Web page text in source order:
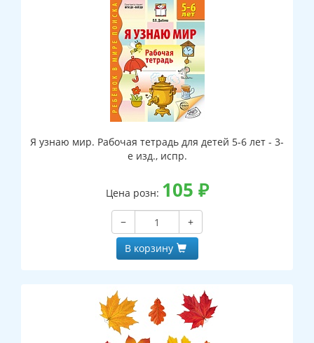
Я узнаю мир. Рабочая тетрадь для детей 5-6 лет - 3-
е изд., испр.
Цена розн: 105 ₽
−
+
В корзину